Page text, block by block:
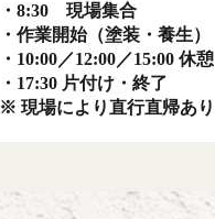
・8:30 現場集合
・作業開始（塗装・養生）
・10:00／12:00／15:00 休憩
・17:30 片付け・終了
※ 現場により直行直帰あり